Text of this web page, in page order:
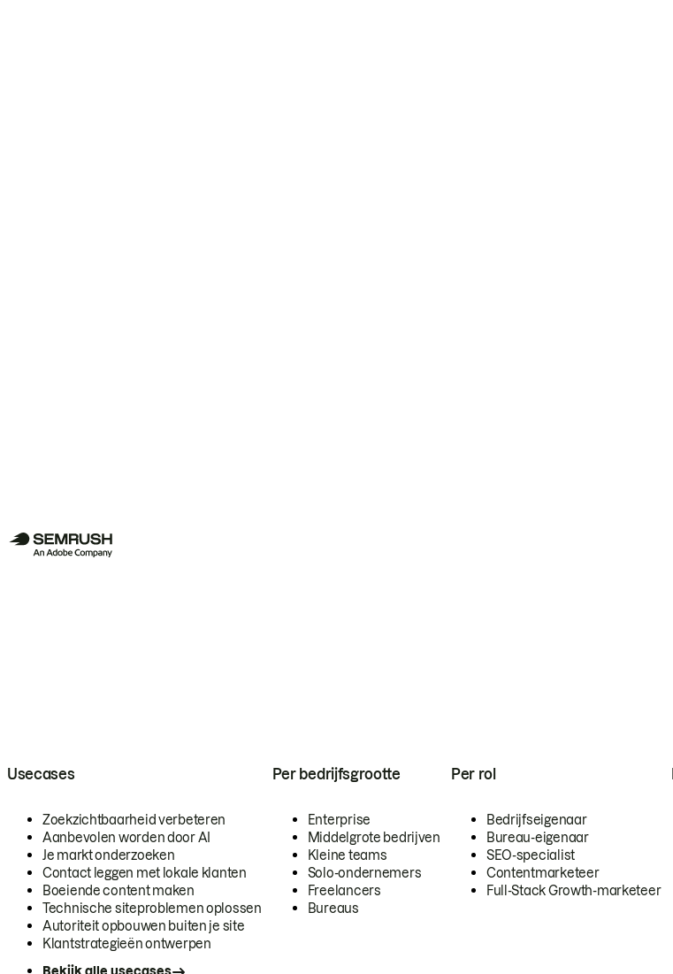
Usecases
Zoekzichtbaarheid verbeteren
Aanbevolen worden door AI
Je markt onderzoeken
Contact leggen met lokale klanten
Boeiende content maken
Technische siteproblemen oplossen
Autoriteit opbouwen buiten je site
Klantstrategieën ontwerpen
Per bedrijfsgrootte
Enterprise
Middelgrote bedrijven
Kleine teams
Solo-ondernemers
Freelancers
Bureaus
Per rol
Bedrijfseigenaar
Bureau-eigenaar
SEO-specialist
Contentmarketeer
Full-Stack Growth-marketeer